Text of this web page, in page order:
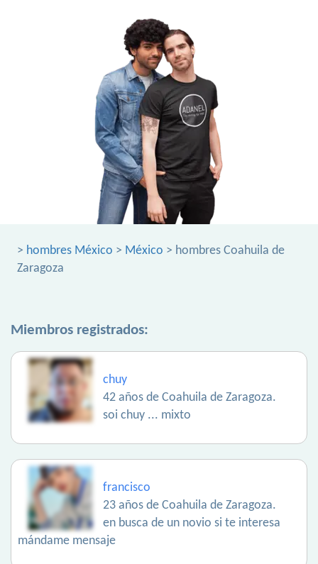
> hombres México > México > hombres Coahuila de
Zaragoza
Miembros registrados:
chuy
42 años de Coahuila de Zaragoza.
soi chuy ... mixto
francisco
23 años de Coahuila de Zaragoza.
en busca de un novio si te interesa
mándame mensaje